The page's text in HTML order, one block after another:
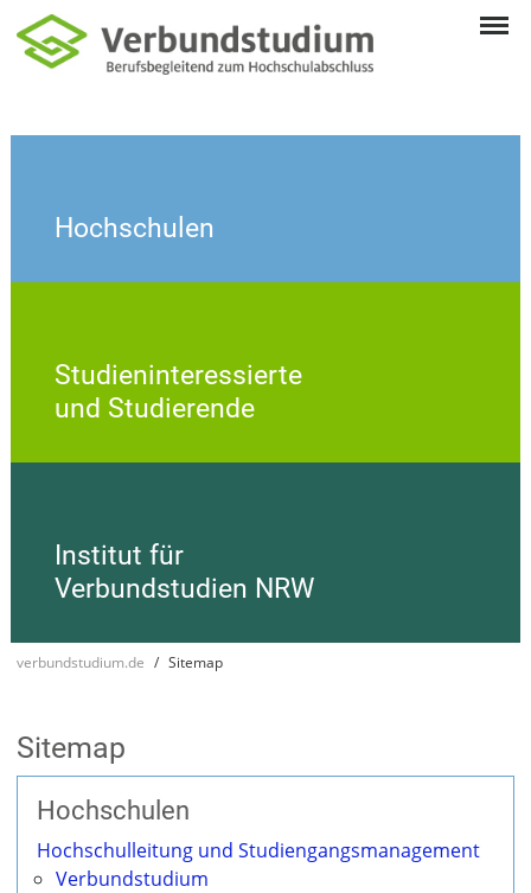
Hochschulen
Studieninteressierte
und Studierende
Institut für
Verbundstudien NRW
verbundstudium.de Sitemap
Sitemap
Hochschulen
Hochschulleitung und Studiengangsmanagement
Verbundstudium